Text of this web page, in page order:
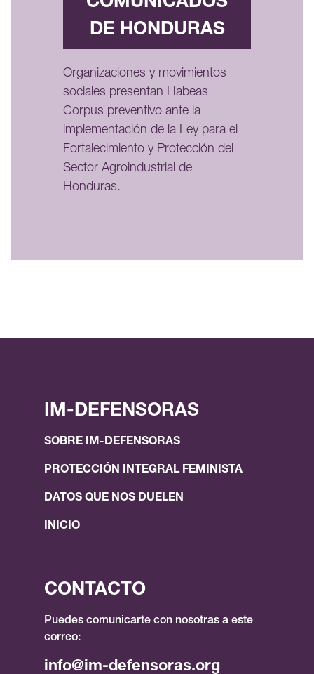
DE HONDURAS
Organizaciones y movimientos
sociales presentan Habeas
Corpus preventivo ante la
implementación de la Ley para el
Fortalecimiento y Protección del
Sector Agroindustrial de
Honduras.
IM-DEFENSORAS
SOBRE IM-DEFENSORAS
PROTECCIÓN INTEGRAL FEMINISTA
DATOS QUE NOS DUELEN
INICIO
CONTACTO
Puedes comunicarte con nosotras a este
correo:
info@im-defensoras.org